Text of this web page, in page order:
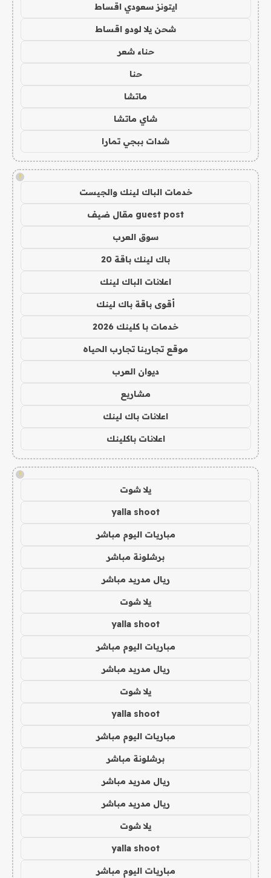
ايتونز سعودي اقساط
شحن يلا لودو اقساط
حناء شعر
حنا
ماتشا
شاي ماتشا
شدات ببجي تمارا
!
خدمات الباك لينك والجيست
guest post مقال ضيف
سوق العرب
باك لينك باقة 20
اعلانات الباك لينك
أقوى باقة باك لينك
خدمات با كلينك 2026
موقع تجاربنا تجارب الحياه
ديوان العرب
مشاريع
اعلانات باك لينك
اعلانات باكلينك
!
يلا شوت
yalla shoot
مباريات اليوم مباشر
برشلونة مباشر
ريال مدريد مباشر
يلا شوت
yalla shoot
مباريات اليوم مباشر
ريال مدريد مباشر
يلا شوت
yalla shoot
مباريات اليوم مباشر
برشلونة مباشر
ريال مدريد مباشر
ريال مدريد مباشر
يلا شوت
yalla shoot
مباريات اليوم مباشر